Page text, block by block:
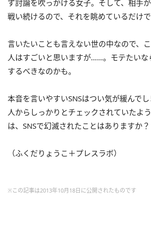
ず討論を吹っかける女子。そして、相手
戦い続けるので、それを眺めているだけで
言いたいことも言えない世の中なので、
人はすごいと思いますが……。モテたいな
するべきなのかも。
本音を言いやすいSNSはつい気が緩んで
人からしっかりとチェックされていたよ
は、SNSで幻滅されたことはありますか？
（ふくだりょうこ＋プレスラボ）
※この記事は2013年10月18日に公開されたものです